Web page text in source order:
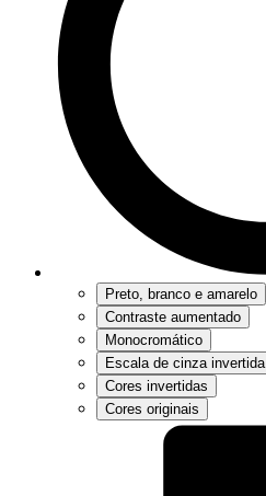
Preto, branco e amarelo
Contraste aumentado
Monocromático
Escala de cinza invertida
Cores invertidas
Cores originais